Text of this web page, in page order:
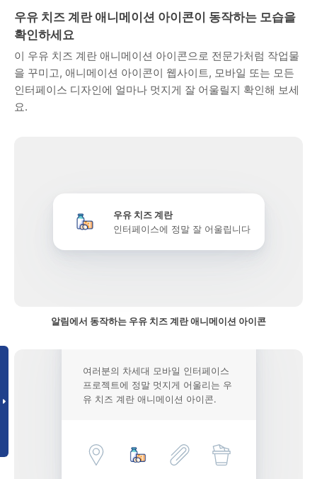
우유 치즈 계란 애니메이션 아이콘이 동작하는 모습을
확인하세요
이 우유 치즈 계란 애니메이션 아이콘으로 전문가처럼 작업물
을 꾸미고, 애니메이션 아이콘이 웹사이트, 모바일 또는 모든
인터페이스 디자인에 얼마나 멋지게 잘 어울릴지 확인해 보세
요.
우유 치즈 계란
인터페이스에 정말 잘 어울립니다
알림에서 동작하는 우유 치즈 계란 애니메이션 아이콘
여러분의 차세대 모바일 인터페이스
프로젝트에 정말 멋지게 어울리는 우
유 치즈 계란 애니메이션 아이콘.